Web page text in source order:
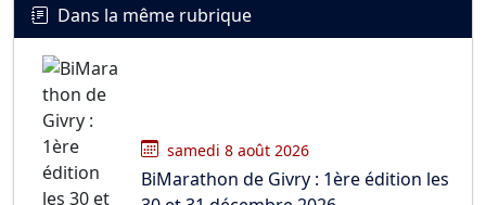
Dans la même rubrique
samedi 8 août 2026
BiMarathon de Givry : 1ère édition les